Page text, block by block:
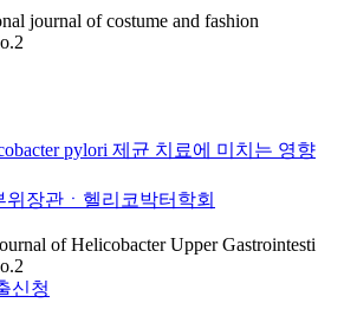
journal of costume and fashion
pylori 제균 치료에 미치는 영향
위장관ㆍ헬리코박터학회
of Helicobacter Upper Gastrointesti
신청